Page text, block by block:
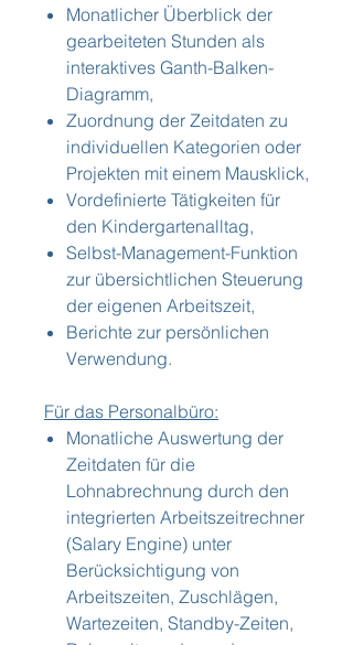
Monatlicher Überblick der
gearbeiteten Stunden als
interaktives Ganth-Balken-
Diagramm,
Zuordnung der Zeitdaten zu
individuellen Kategorien oder
Projekten mit einem Mausklick,
Vordefinierte Tätigkeiten für
den Kindergartenalltag,
Selbst-Management-Funktion
zur übersichtlichen Steuerung
der eigenen Arbeitszeit,
Berichte zur persönlichen
Verwendung.
Für das Personalbüro:
Monatliche Auswertung der
Zeitdaten für die
Lohnabrechnung durch den
integrierten Arbeitszeitrechner
(Salary Engine) unter
Berücksichtigung von
Arbeitszeiten, Zuschlägen,
Wartezeiten, Standby-Zeiten,